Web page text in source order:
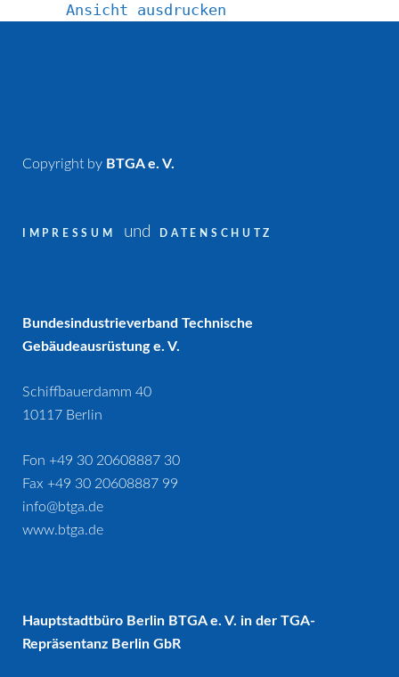
Ansicht ausdrucken
Copyright by BTGA e. V.
IMPRESSUM und DATENSCHUTZ
Bundesindustrieverband Technische
Gebäudeausrüstung e. V.
Schiffbauerdamm 40
10117 Berlin
Fon +49 30 20608887 30
Fax +49 30 20608887 99
info@btga.de
www.btga.de
Hauptstadtbüro Berlin BTGA e. V. in der TGA-
Repräsentanz Berlin GbR